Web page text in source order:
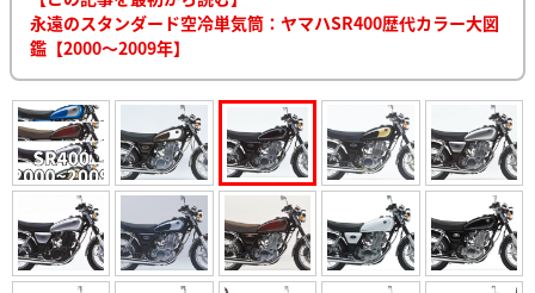
永遠のスタンダード空冷単気筒：ヤマハSR400歴代カラー大図
鑑【2000～2009年】